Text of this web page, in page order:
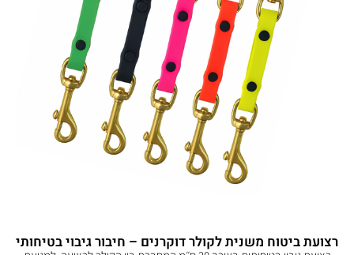
רצועת ביטוח משנית לקולר דוקרנים – חיבור גיבוי בטיחותי